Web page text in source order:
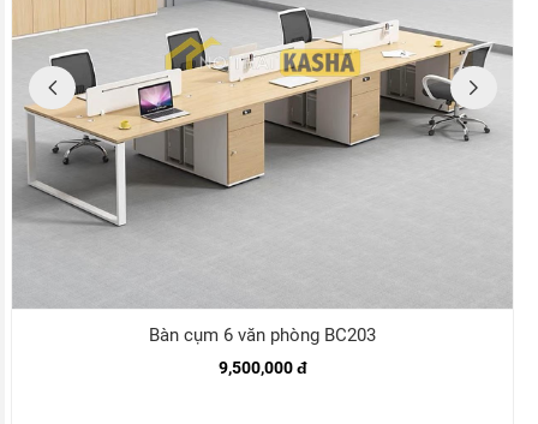
Bàn cụm 6 văn phòng BC203
9,500,000 đ